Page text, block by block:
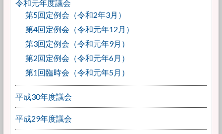
令和元年度議会
第5回定例会（令和2年3月）
第4回定例会（令和元年12月）
第3回定例会（令和元年9月）
第2回定例会（令和元年6月）
第1回臨時会（令和元年5月）
平成30年度議会
平成29年度議会